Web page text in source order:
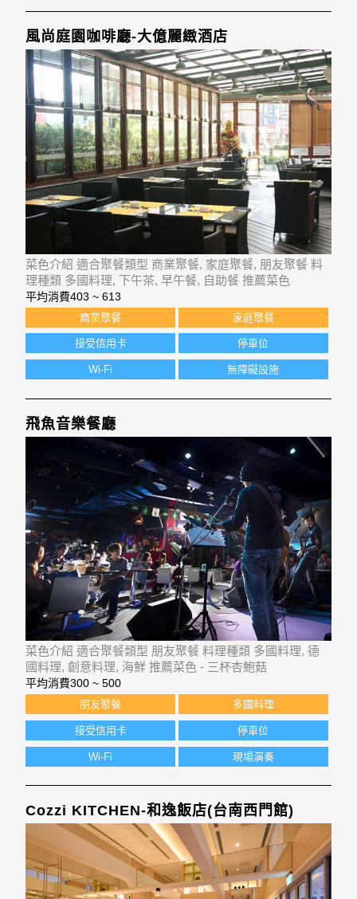
風尚庭園咖啡廳-大億麗緻酒店
菜色介紹 適合聚餐類型 商業聚餐, 家庭聚餐, 朋友聚餐 料
理種類 多國料理, 下午茶, 早午餐, 自助餐 推薦菜色
平均消費403 ~ 613
商業聚餐 家庭聚餐
接受信用卡 停車位
Wi-Fi 無障礙設施
飛魚音樂餐廳
菜色介紹 適合聚餐類型 朋友聚餐 料理種類 多國料理, 德
國料理, 創意料理, 海鮮 推薦菜色 - 三杯杏鮑菇
平均消費300 ~ 500
朋友聚餐 多國料理
接受信用卡 停車位
Wi-Fi 現場演奏
Cozzi KITCHEN-和逸飯店(台南西門館)